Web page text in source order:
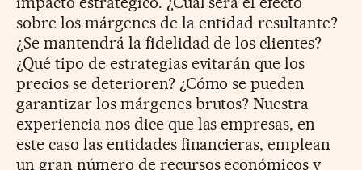
sobre los márgenes de la entidad resultante?
¿Se mantendrá la fidelidad de los clientes?
¿Qué tipo de estrategias evitarán que los
precios se deterioren? ¿Cómo se pueden
garantizar los márgenes brutos? Nuestra
experiencia nos dice que las empresas, en
este caso las entidades financieras, emplean
un gran número de recursos económicos y